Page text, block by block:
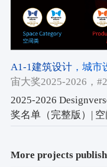
A1-1建筑设计，城市
宙大奖2025-2026 ，
奖2025-2026
2025-2026
奖名单（完整版）|
榜
More projects